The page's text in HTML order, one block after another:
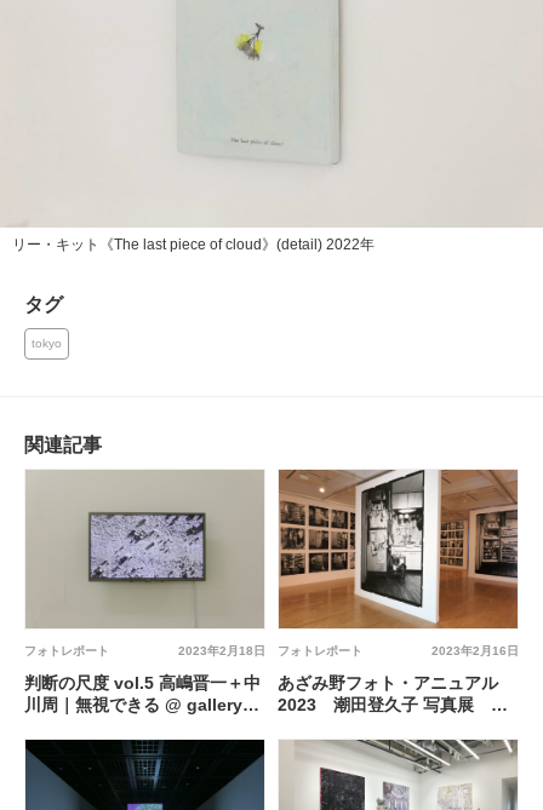
リー・キット《The last piece of cloud》(detail) 2022年
タグ
tokyo
関連記事
2023年2月18日
フォトレポート
判断の尺度 vol.5 高嶋晋一＋中
川周｜無視できる @ gallery
2023年2月16日
フォトレポート
あざみ野フォト・アニュアル
2023 潮田登久子 写真展 永
ラリーあざみ野